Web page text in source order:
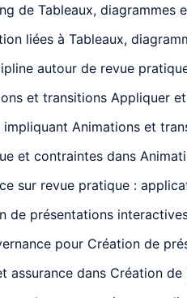
de Tableaux, diagrammes
liées à Tableaux,
autour de revue
et transitions Appliquer
impliquant Animations et
et contraintes dans
sur revue pratique :
de présentations
pour Création de
assurance dans Création